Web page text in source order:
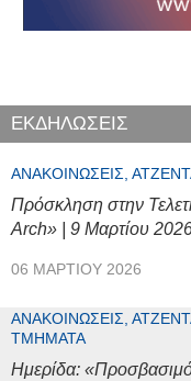
ΕΚΔΗΛΩΣΕΙΣ
ΑΝΑΚΟΙΝΏΣΕΙΣ,
Πρόσκληση στην
Arch» | 9 Μαρτίου
06 ΜΑΡΤΊΟΥ 2026
ΑΝΑΚΟΙΝΏΣΕΙΣ,
ΤΜΉΜΑΤΑ
Ημερίδα: